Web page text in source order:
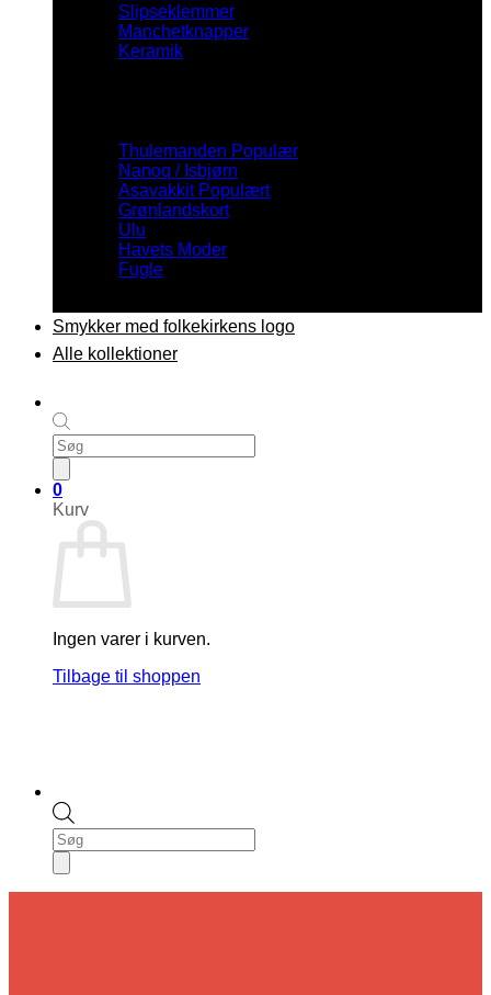
Products
search
0
Kurv
Ingen varer i kurven.
Tilbage til shoppen
Slipseklemmer
Manchetknapper
Keramik
Thulemanden
Nanoq / Isbjørn
Asavakkit
Grønlandskort
Ulu
Havets Moder
Fugle
Smykker med folkekirkens logo
Alle kollektioner
Products
search